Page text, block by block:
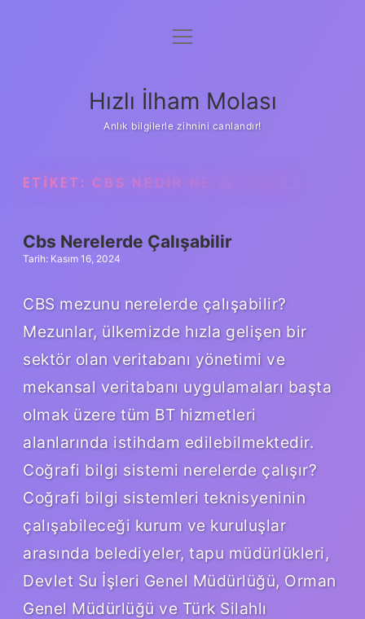
Anasayfa
Yasal Uyarı
menüyü
Hızlı İlham Molası
Anlık bilgilerle zihnini canlandır!
ETIKET: CBS NEDIR NE IŞ YAPAR
Cbs Nerelerde Çalışabilir
Tarih: Kasım 16, 2024
CBS mezunu nerelerde çalışabilir?
Mezunlar, ülkemizde hızla gelişen bir
sektör olan veritabanı yönetimi ve
mekansal veritabanı uygulamaları başta
olmak üzere tüm BT hizmetleri
alanlarında istihdam edilebilmektedir.
Coğrafi bilgi sistemi nerelerde çalışır?
Coğrafi bilgi sistemleri teknisyeninin
çalışabileceği kurum ve kuruluşlar
arasında belediyeler, tapu müdürlükleri,
Devlet Su İşleri Genel Müdürlüğü, Orman
Genel Müdürlüğü ve Türk Silahlı